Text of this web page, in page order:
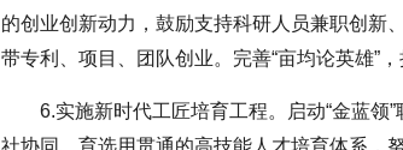
的创业创新动力，鼓励支持科研人员兼职创新
带专利、项目、团队创业。完善“亩均论英雄”
6.实施新时代工匠培育工程。启动“金蓝领
社协同、育选用贯通的高技能人才培育体系，